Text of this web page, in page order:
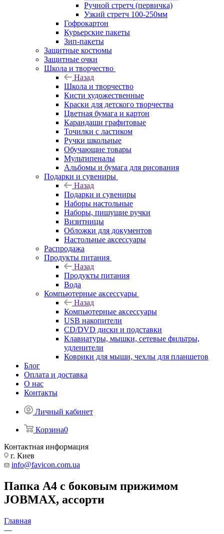
Ручной стретч (первичка)
Узкий стретч 100-250мм
Гофрокартон
Курьерские пакеты
Зип-пакеты
Защитные костюмы
Защитные очки
Школа и творчество
Назад
Школа и творчество
Кисти художественные
Краски для детского творчества
Цветная бумага и картон
Карандаши графитовые
Точилки с ластиком
Ручки школьные
Обучающие товары
Мультипеналы
Альбомы и бумага для рисования
Подарки и сувениры
Назад
Подарки и сувениры
Наборы настольные
Наборы, пишущие ручки
Визитницы
Обложки для документов
Настольные аксессуары
Распродажа
Продукты питания
Назад
Продукты питания
Вода
Компьютерные аксессуары
Назад
Компьютерные аксессуары
USB накопители
CD/DVD диски и подставки
Клавиатуры, мышки, сетевые фильтры,
удленители
Коврики для мыши, чехлы для планшетов
Блог
Оплата и доставка
О нас
Контакты
Личный кабинет
Корзина0
Контактная информация
г. Киев
info@favicon.com.ua
Папка A4 с боковым прижимом
JOBMAX, ассорти
Главная
—